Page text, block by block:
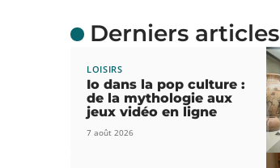
Derniers articles
LOISIRS
Io dans la pop culture :
de la mythologie aux
jeux vidéo en ligne
7 août 2026